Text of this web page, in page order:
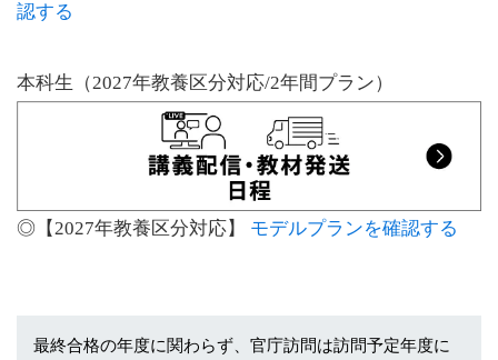
認する
本科生（2027年教養区分対応/2年間プラン）
◎【2027年教養区分対応】 モデルプランを確認する
最終合格の年度に関わらず、官庁訪問は訪問予定年度に